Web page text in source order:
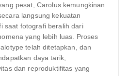
pesat, Carolus kemungkinan
langsung kekuatan
saat fotografi beralih dari
yang lebih luas. Proses
telah ditetapkan, dan
daya tarik,
dan reproduktifitas yang